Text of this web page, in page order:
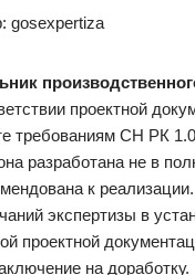
gosexpertiza
проектной
требованиям СН РК
разработана не в
к
экспертизы в
проектной
на доработку.